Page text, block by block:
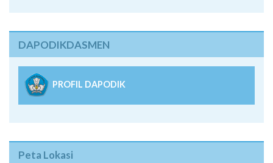
DAPODIKDASMEN
PROFIL DAPODIK
Peta Lokasi